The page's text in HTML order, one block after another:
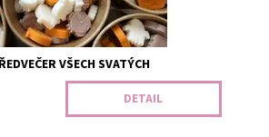
VŠECH SVATÝCH
DETAIL